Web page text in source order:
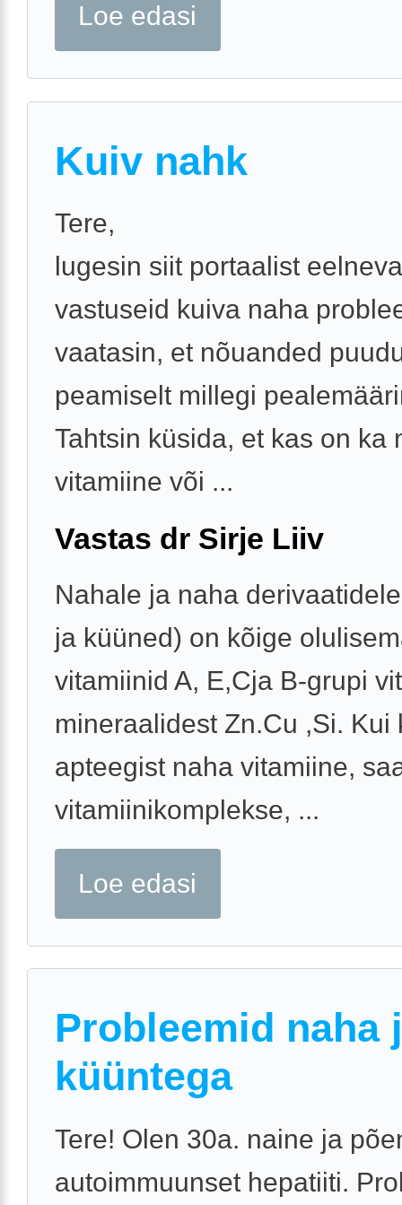
Loe edasi
Kuiv nahk
Tere,
lugesin siit portaalist
vastuseid kuiva naha
vaatasin, et nõuanded
peamiselt millegi
Tahtsin küsida, et kas on ka
vitamiine või ...
Vastas dr Sirje Liiv
Nahale ja naha
ja küüned) on kõige
vitamiinid A, E,Cja B-grupi
mineraalidest Zn.Cu ,Si. Kui
apteegist naha vitamiine,
vitamiinikomplekse, ...
Loe edasi
Probleemid naha
küüntega
Tere! Olen 30a. naine ja
autoimmuunset hepatiiti.